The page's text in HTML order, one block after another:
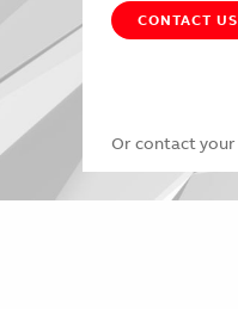
CONTACT US
Or contact your